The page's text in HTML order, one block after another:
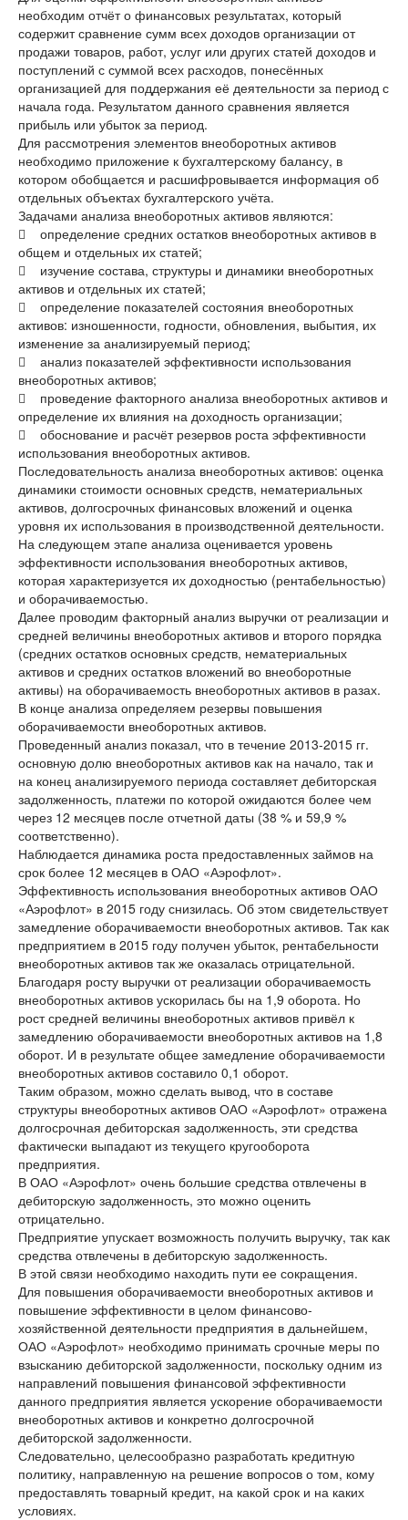
необходим отчёт о финансовых результатах, который
содержит сравнение сумм всех доходов организации от
продажи товаров, работ, услуг или других статей доходов и
поступлений с суммой всех расходов, понесённых
организацией для поддержания её деятельности за период с
начала года. Результатом данного сравнения является
прибыль или убыток за период.
Для рассмотрения элементов внеоборотных активов
необходимо приложение к бухгалтерскому балансу, в
котором обобщается и расшифровывается информация об
отдельных объектах бухгалтерского учёта.
Задачами анализа внеоборотных активов являются:
 определение средних остатков внеоборотных активов в
общем и отдельных их статей;
 изучение состава, структуры и динамики внеоборотных
активов и отдельных их статей;
 определение показателей состояния внеоборотных
активов: изношенности, годности, обновления, выбытия, их
изменение за анализируемый период;
 анализ показателей эффективности использования
внеоборотных активов;
 проведение факторного анализа внеоборотных активов и
определение их влияния на доходность организации;
 обоснование и расчёт резервов роста эффективности
использования внеоборотных активов.
Последовательность анализа внеоборотных активов: оценка
динамики стоимости основных средств, нематериальных
активов, долгосрочных финансовых вложений и оценка
уровня их использования в производственной деятельности.
На следующем этапе анализа оценивается уровень
эффективности использования внеоборотных активов,
которая характеризуется их доходностью (рентабельностью)
и оборачиваемостью.
Далее проводим факторный анализ выручки от реализации и
средней величины внеоборотных активов и второго порядка
(средних остатков основных средств, нематериальных
активов и средних остатков вложений во внеоборотные
активы) на оборачиваемость внеоборотных активов в разах.
В конце анализа определяем резервы повышения
оборачиваемости внеоборотных активов.
Проведенный анализ показал, что в течение 2013-2015 гг.
основную долю внеоборотных активов как на начало, так и
на конец анализируемого периода составляет дебиторская
задолженность, платежи по которой ожидаются более чем
через 12 месяцев после отчетной даты (38 % и 59,9 %
соответственно).
Наблюдается динамика роста предоставленных займов на
срок более 12 месяцев в ОАО «Аэрофлот».
Эффективность использования внеоборотных активов ОАО
«Аэрофлот» в 2015 году снизилась. Об этом свидетельствует
замедление оборачиваемости внеоборотных активов. Так как
предприятием в 2015 году получен убыток, рентабельности
внеоборотных активов так же оказалась отрицательной.
Благодаря росту выручки от реализации оборачиваемость
внеоборотных активов ускорилась бы на 1,9 оборота. Но
рост средней величины внеоборотных активов привёл к
замедлению оборачиваемости внеоборотных активов на 1,8
оборот. И в результате общее замедление оборачиваемости
внеоборотных активов составило 0,1 оборот.
Таким образом, можно сделать вывод, что в составе
структуры внеоборотных активов ОАО «Аэрофлот» отражена
долгосрочная дебиторская задолженность, эти средства
фактически выпадают из текущего кругооборота
предприятия.
В ОАО «Аэрофлот» очень большие средства отвлечены в
дебиторскую задолженность, это можно оценить
отрицательно.
Предприятие упускает возможность получить выручку, так как
средства отвлечены в дебиторскую задолженность.
В этой связи необходимо находить пути ее сокращения.
Для повышения оборачиваемости внеоборотных активов и
повышение эффективности в целом финансово-
хозяйственной деятельности предприятия в дальнейшем,
ОАО «Аэрофлот» необходимо принимать срочные меры по
взысканию дебиторской задолженности, поскольку одним из
направлений повышения финансовой эффективности
данного предприятия является ускорение оборачиваемости
внеоборотных активов и конкретно долгосрочной
дебиторской задолженности.
Следовательно, целесообразно разработать кредитную
политику, направленную на решение вопросов о том, кому
предоставлять товарный кредит, на какой срок и на каких
условиях.